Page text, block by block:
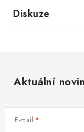
Diskuze
Aktuální
E-mail